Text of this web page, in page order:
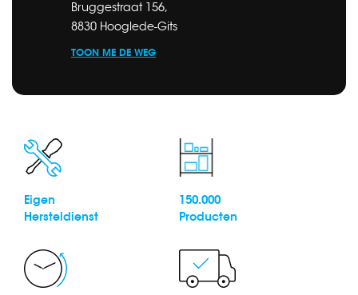
Bruggestraat 156,
8830 Hooglede-Gits
TOON ME DE WEG
Eigen
Hersteldienst
150.000
Producten